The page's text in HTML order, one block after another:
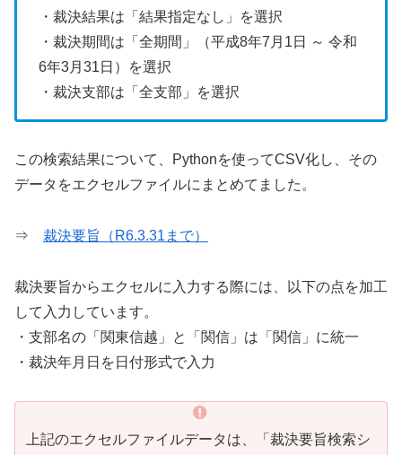
・裁決結果は「結果指定なし」を選択
・裁決期間は「全期間」（平成8年7月1日 ～ 令和
6年3月31日）を選択
・裁決支部は「全支部」を選択
この検索結果について、Pythonを使ってCSV化し、その
データをエクセルファイルにまとめてました。
⇒ 裁決要旨（R6.3.31まで）
裁決要旨からエクセルに入力する際には、以下の点を加工
して入力しています。
・支部名の「関東信越」と「関信」は「関信」に統一
・裁決年月日を日付形式で入力
上記のエクセルファイルデータは、「裁決要旨検索シ